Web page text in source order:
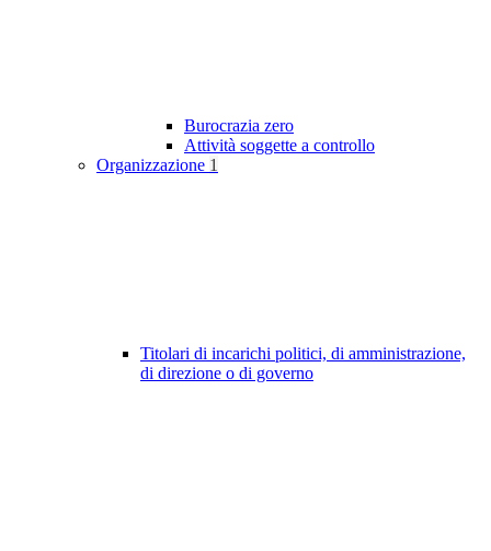
Burocrazia zero
Attività soggette a controllo
Organizzazione 1
Titolari di incarichi politici, di amministrazione,
di direzione o di governo